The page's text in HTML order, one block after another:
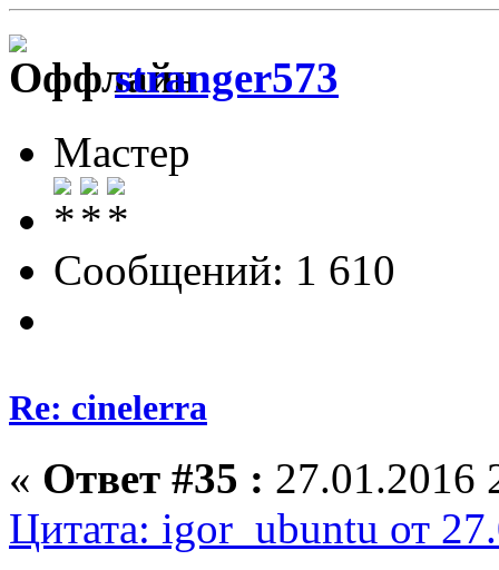
stranger573
Мастер
Сообщений: 1 610
Re: cinelerra
« Ответ #35 : 27.01.2016
Цитата: igor_ubuntu от